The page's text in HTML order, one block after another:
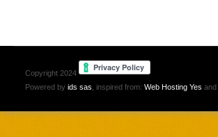
Copyright 2024
Powered by ids sas , inspired from: Web Hosting Yes and